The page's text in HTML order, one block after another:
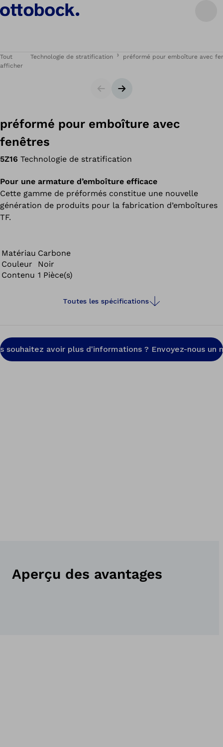
Tout
afficher
Technologie de stratification préformé pour emboîture avec
CarrouselBannière suivante
préformé pour emboîture avec
fenêtres
5Z16 Technologie de stratification
Pour une armature d’emboîture efficace
Cette gamme de préformés constitue une nouvelle
génération de produits pour la fabrication d’emboîtures
TF.
Matériau Carbone
Couleur
Noir
Contenu 1 Pièce(s)
Toutes les spécifications
souhaitez avoir plus d'informations ? Envoyez-nous un
Aperçu des avantages